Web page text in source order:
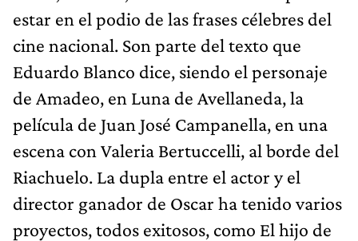
estar en el podio de las frases célebres del
cine nacional. Son parte del texto que
Eduardo Blanco dice, siendo el personaje
de Amadeo, en Luna de Avellaneda, la
película de Juan José Campanella, en una
escena con Valeria Bertuccelli, al borde del
Riachuelo. La dupla entre el actor y el
director ganador de Oscar ha tenido varios
proyectos, todos exitosos, como El hijo de